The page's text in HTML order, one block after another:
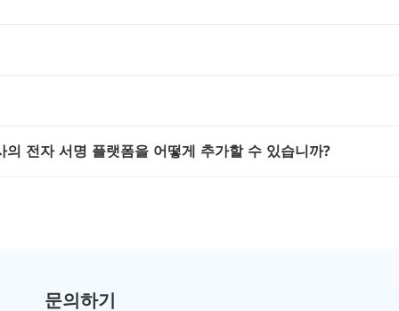
전자 서명 플랫폼을 어떻게 추가할 수 있습니까?
문의하기